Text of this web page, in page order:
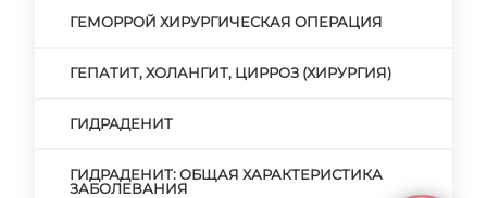
ГЕМОРРОЙ ХИРУРГИЧЕСКАЯ ОПЕРАЦИЯ
ГЕПАТИТ, ХОЛАНГИТ, ЦИРРОЗ (ХИРУРГИЯ)
ГИДРАДЕНИТ
ГИДРАДЕНИТ: ОБЩАЯ ХАРАКТЕРИСТИКА
ЗАБОЛЕВАНИЯ